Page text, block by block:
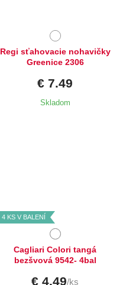
Regi sťahovacie nohavičky
Greenice 2306
€ 7.49
Skladom
4 KS V BALENÍ
Cagliari Colori tangá
bezšvová 9542- 4bal
€ 4.49/ks